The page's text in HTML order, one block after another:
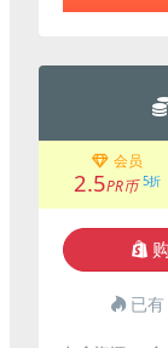
会员
2.5PR币 5折
已有